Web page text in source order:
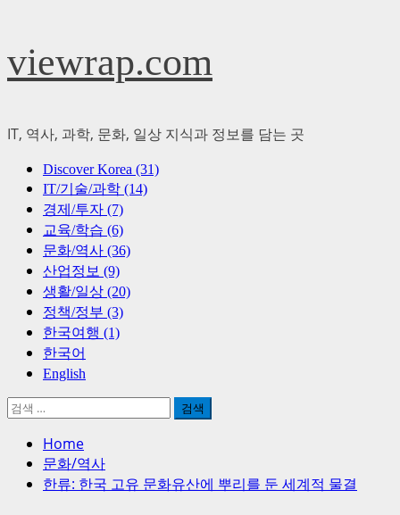
Skip
to
content
viewrap.com
IT, 역사, 과학, 문화, 일상 지식과 정보를 담는 곳
Primary
Menu
Discover Korea (31)
IT/기술/과학 (14)
경제/투자 (7)
교육/학습 (6)
문화/역사 (36)
산업정보 (9)
생활/일상 (20)
정책/정부 (3)
한국여행 (1)
한국어
English
검
Home
문화/역사
한류: 한국 고유 문화유산에 뿌리를 둔 세계적 물결